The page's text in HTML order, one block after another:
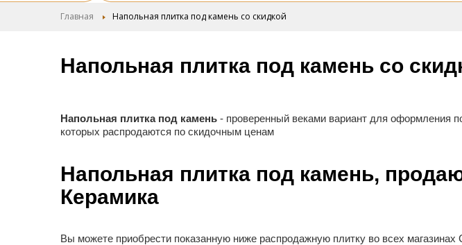
Главная Напольная плитка под камень со скидкой
Напольная плитка под камень со
Напольная плитка под камень - проверенный веками вариант для оформления
которых распродаются по скидочным ценам
Напольная плитка под камень,
Керамика
Вы можете приобрести показанную ниже распродажную плитку во всех